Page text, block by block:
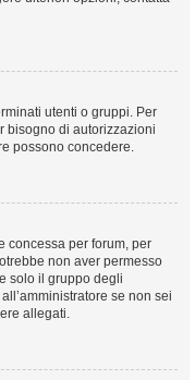
utenti o gruppi. Per
bisogno di autorizzazioni
possono concedere.
concessa per forum, per
non aver permesso
solo il gruppo degli
se non sei
allegati.